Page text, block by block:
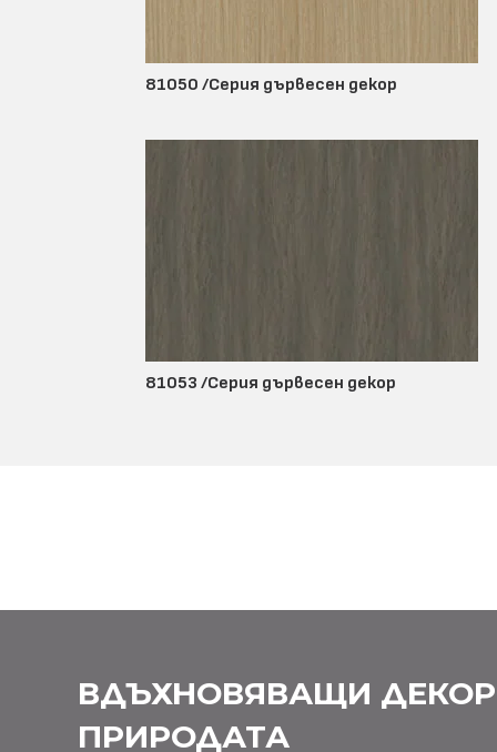
81050 /Серия дървесен декор
81053 /Серия дървесен декор
ВДЪХНОВЯВАЩИ
ПРИРОДАТА